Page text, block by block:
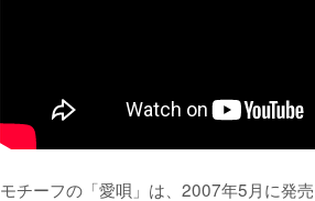
モチーフの「愛唄」は、2007年5月に発